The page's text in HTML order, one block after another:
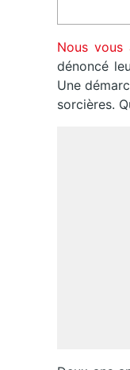
Nous vous
dénoncé
Une
sorcières.